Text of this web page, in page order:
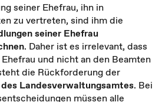
seiner Ehefrau, ihn in
zu vertreten, sind ihm die
seiner Ehefrau
. Daher ist es irrelevant, dass
und nicht an den Beamten
die Rückforderung der
Landesverwaltungsamtes. Bei
müssen alle